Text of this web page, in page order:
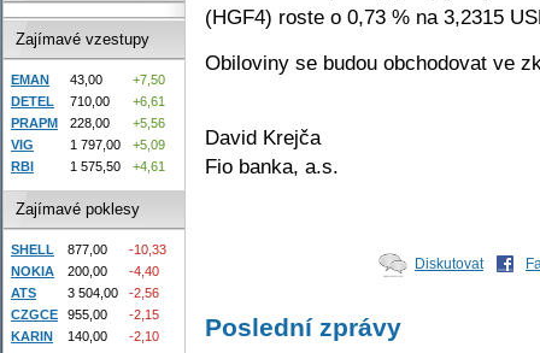
(HGF4) roste o 0,73 % na 3,2315
Obiloviny se budou obchodovat ve
David Krejča
Fio banka, a.s.
Diskutovat
Poslední zprávy
Zajímavé vzestupy
EMAN 43,00
+7,50
DETEL
710,00
+6,61
PRAPM
228,00
+5,56
VIG
1 797,00
+5,09
RBI
1 575,50 +4,61
Zajímavé poklesy
SHELL 877,00
-10,33
NOKIA
200,00
-4,40
ATS
3 504,00
-2,56
CZGCE
955,00
-2,15
KARIN
140,00 -2,10